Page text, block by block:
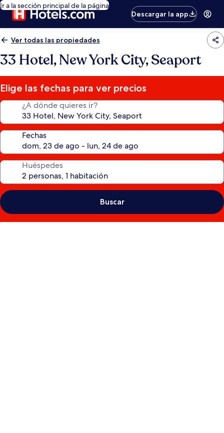
Ir a la sección principal de la página
Descargar la app
Ver todas las propiedades
33 Hotel, New York City, Seaport
Elige las fechas para ver precios
¿A dónde quieres ir?
Fechas
Huéspedes
Buscar